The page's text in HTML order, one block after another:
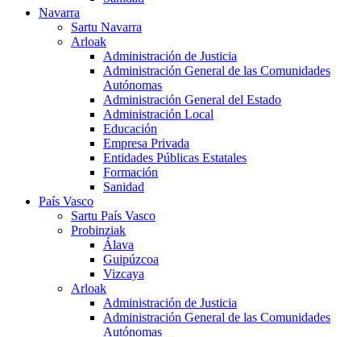
Navarra
Sartu Navarra
Arloak
Administración de Justicia
Administración General de las Comunidades
Autónomas
Administración General del Estado
Administración Local
Educación
Empresa Privada
Entidades Públicas Estatales
Formación
Sanidad
País Vasco
Sartu País Vasco
Probinziak
Álava
Guipúzcoa
Vizcaya
Arloak
Administración de Justicia
Administración General de las Comunidades
Autónomas